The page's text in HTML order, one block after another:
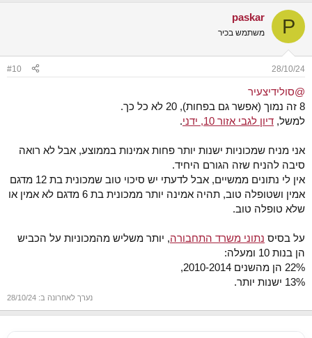
P
paskar
משתמש בכיר
28/10/24
#10
@סולידיצעיר
8 זה נמוך (אפשר גם בפחות), 20 לא כל כך.
למשל, דיון לגבי אזור 10, ידני .
אני מניח שמכוניות ישנות יותר פחות אמינות בממוצע, אבל לא רואה
סיבה להניח שזה הגורם היחיד.
אין לי נתונים ממשיים, אבל לדעתי יש סיכוי טוב שמכונית בת 12 מדגם
אמין ושטופלה טוב, תהיה אמינה יותר ממכונית בת 6 מדגם לא אמין או
שלא טופלה טוב.
על בסיס נתוני משרד התחבורה, יותר משליש מהמכוניות על הכביש
הן בנות 10 ומעלה:
22% הן מהשנים 2010-2014,
13% ישנות יותר.
נערך לאחרונה ב: 28/10/24